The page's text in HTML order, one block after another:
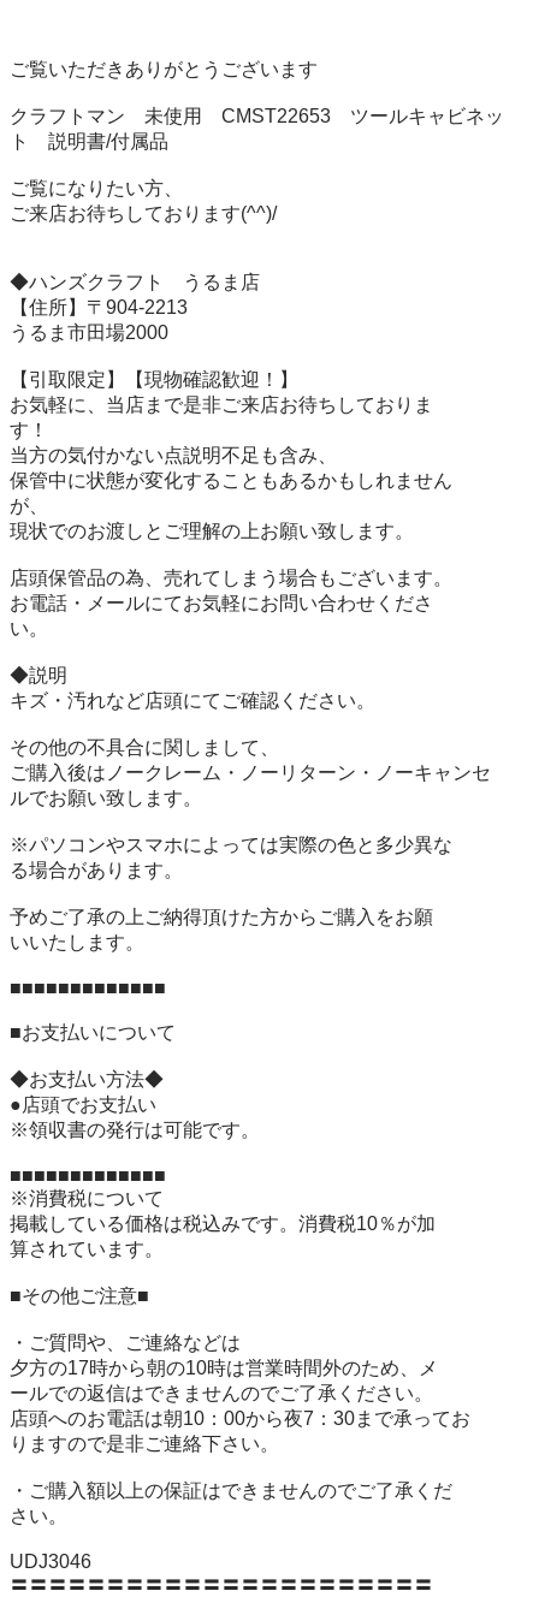
ご覧いただきありがとうございます
クラフトマン　未使用　CMST22653　ツールキャビネッ
ト　説明書/付属品
ご覧になりたい方、
ご来店お待ちしております(^^)/
◆ハンズクラフト　うるま店
【住所】〒904-2213
うるま市田場2000
【引取限定】【現物確認歓迎！】
お気軽に、当店まで是非ご来店お待ちしておりま
す！
当方の気付かない点説明不足も含み、
保管中に状態が変化することもあるかもしれません
が、
現状でのお渡しとご理解の上お願い致します。
店頭保管品の為、売れてしまう場合もございます。
お電話・メールにてお気軽にお問い合わせくださ
い。
◆説明
キズ・汚れなど店頭にてご確認ください。
その他の不具合に関しまして、
ご購入後はノークレーム・ノーリターン・ノーキャンセ
ルでお願い致します。
※パソコンやスマホによっては実際の色と多少異な
る場合があります。
予めご了承の上ご納得頂けた方からご購入をお願
いいたします。
■■■■■■■■■■■■■
■お支払いについて
◆お支払い方法◆
●店頭でお支払い
※領収書の発行は可能です。
■■■■■■■■■■■■■
※消費税について
掲載している価格は税込みです。消費税10％が加
算されています。
■その他ご注意■
・ご質問や、ご連絡などは
夕方の17時から朝の10時は営業時間外のため、メ
ールでの返信はできませんのでご了承ください。
店頭へのお電話は朝10：00から夜7：30まで承ってお
りますので是非ご連絡下さい。
・ご購入額以上の保証はできませんのでご了承くだ
さい。
UDJ3046
〓〓〓〓〓〓〓〓〓〓〓〓〓〓〓〓〓〓〓〓〓〓